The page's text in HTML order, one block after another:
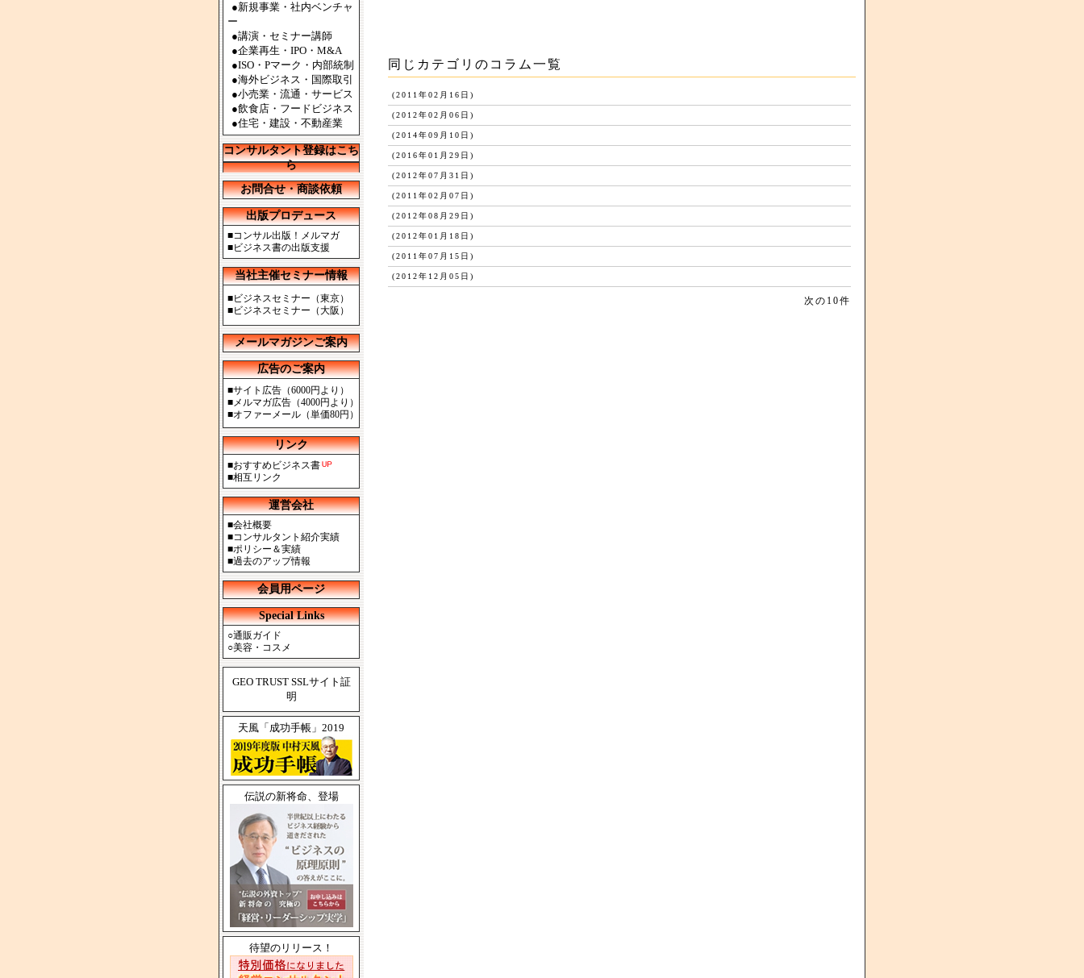
●新規事業・社内ベンチャ
ー
●講演・セミナー講師
●企業再生・IPO・M&A
●ISO・Pマーク・内部統制
●海外ビジネス・国際取引
●小売業・流通・サービス
●飲食店・フードビジネス
●住宅・建設・不動産業
コンサルタント登録はこち
ら
お問合せ・商談依頼
出版プロデュース
■コンサル出版！メルマガ
■ビジネス書の出版支援
当社主催セミナー情報
■ビジネスセミナー（東京）
■ビジネスセミナー（大阪）
メールマガジンご案内
広告のご案内
■サイト広告（6000円より）
■メルマガ広告（4000円より）
■オファーメール（単価80円）
リンク
■おすすめビジネス書
■相互リンク
運営会社
■会社概要
■コンサルタント紹介実績
■ポリシー＆実績
■過去のアップ情報
会員用ページ
Special Links
○通販ガイド
○美容・コスメ
GEO TRUST SSLサイト証
明
天風「成功手帳」2019
伝説の新将命、登場
待望のリリース！
同じカテゴリのコラム一覧
(2011年02月16日)
(2012年02月06日)
(2014年09月10日)
(2016年01月29日)
(2012年07月31日)
(2011年02月07日)
(2012年08月29日)
(2012年01月18日)
(2011年07月15日)
(2012年12月05日)
次の10件